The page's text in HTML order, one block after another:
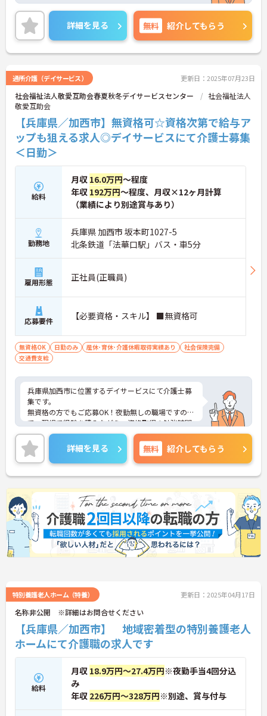
この度は、利用者様の送迎も行っていただける非常
勤職員の方を募集しています。送迎をしていただい
た際には、運転手当も支給されます。ご興味をお持
ちの方や、加西市周辺にお住まいの方は是非ご検討
下さい！
詳細を見る 無料 紹介してもらう
通所介護（デイサービス） 更新日：2025年07月23日
社会福祉法人敬愛互助会春夏秋冬デイサービスセンター
社会福祉法人
敬愛互助会
【兵庫県／加西市】無資格可☆資格次第で給与ア
ップも狙える求人◎デイサービスにて介護士募集
＜日勤＞
給料
月収 16.0万円～程度
年収 192万円～程度、月収×12ヶ月計算
（業績により別途賞与あり）
勤務地
兵庫県 加西市 坂本町1027-5
北条鉄道「法華口駅」バス・車5分
雇用形態 正社員(正職員)
応募要件 【必要資格・スキル】 ■無資格可
無資格OK 日勤のみ 産休･育休･介護休暇取得実績あり
社会保険完備
交通費支給
兵庫県加西市に位置するデイサービスにて介護士募
集です。
無資格の方でもご応募OK！夜勤無しの職場ですの
で、現場で経験を積みながら、資格取得の勉強時間
を確保しやすい環境です。
ご興味のある方には、面接対策ポイントなど、さら
に詳細をお話いたしますので、お気軽にご相談くだ
さい。
詳細を見る 無料 紹介してもらう
特別養護老人ホーム（特養） 更新日：2025年04月17日
名称非公開 ※詳細はお問合せください
【兵庫県／加西市】 地域密着型の特別養護老人
ホームにて介護職の求人です
給料
月収 18.9万円～27.4万円※夜勤手当4回分込
み
年収 226万円～328万円※別途、賞与付与